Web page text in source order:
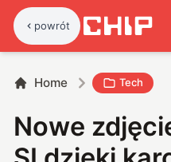
powrót
Home Tech
Nowe